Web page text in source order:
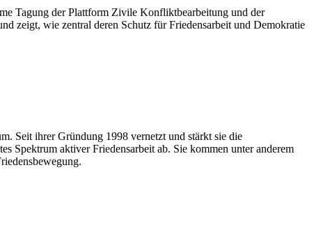
Tagung der Plattform Zivile Konfliktbearbeitung und der
zeigt, wie zentral deren Schutz für Friedensarbeit und Demokratie
Seit ihrer Gründung 1998 vernetzt und stärkt sie die
Spektrum aktiver Friedensarbeit ab. Sie kommen unter anderem